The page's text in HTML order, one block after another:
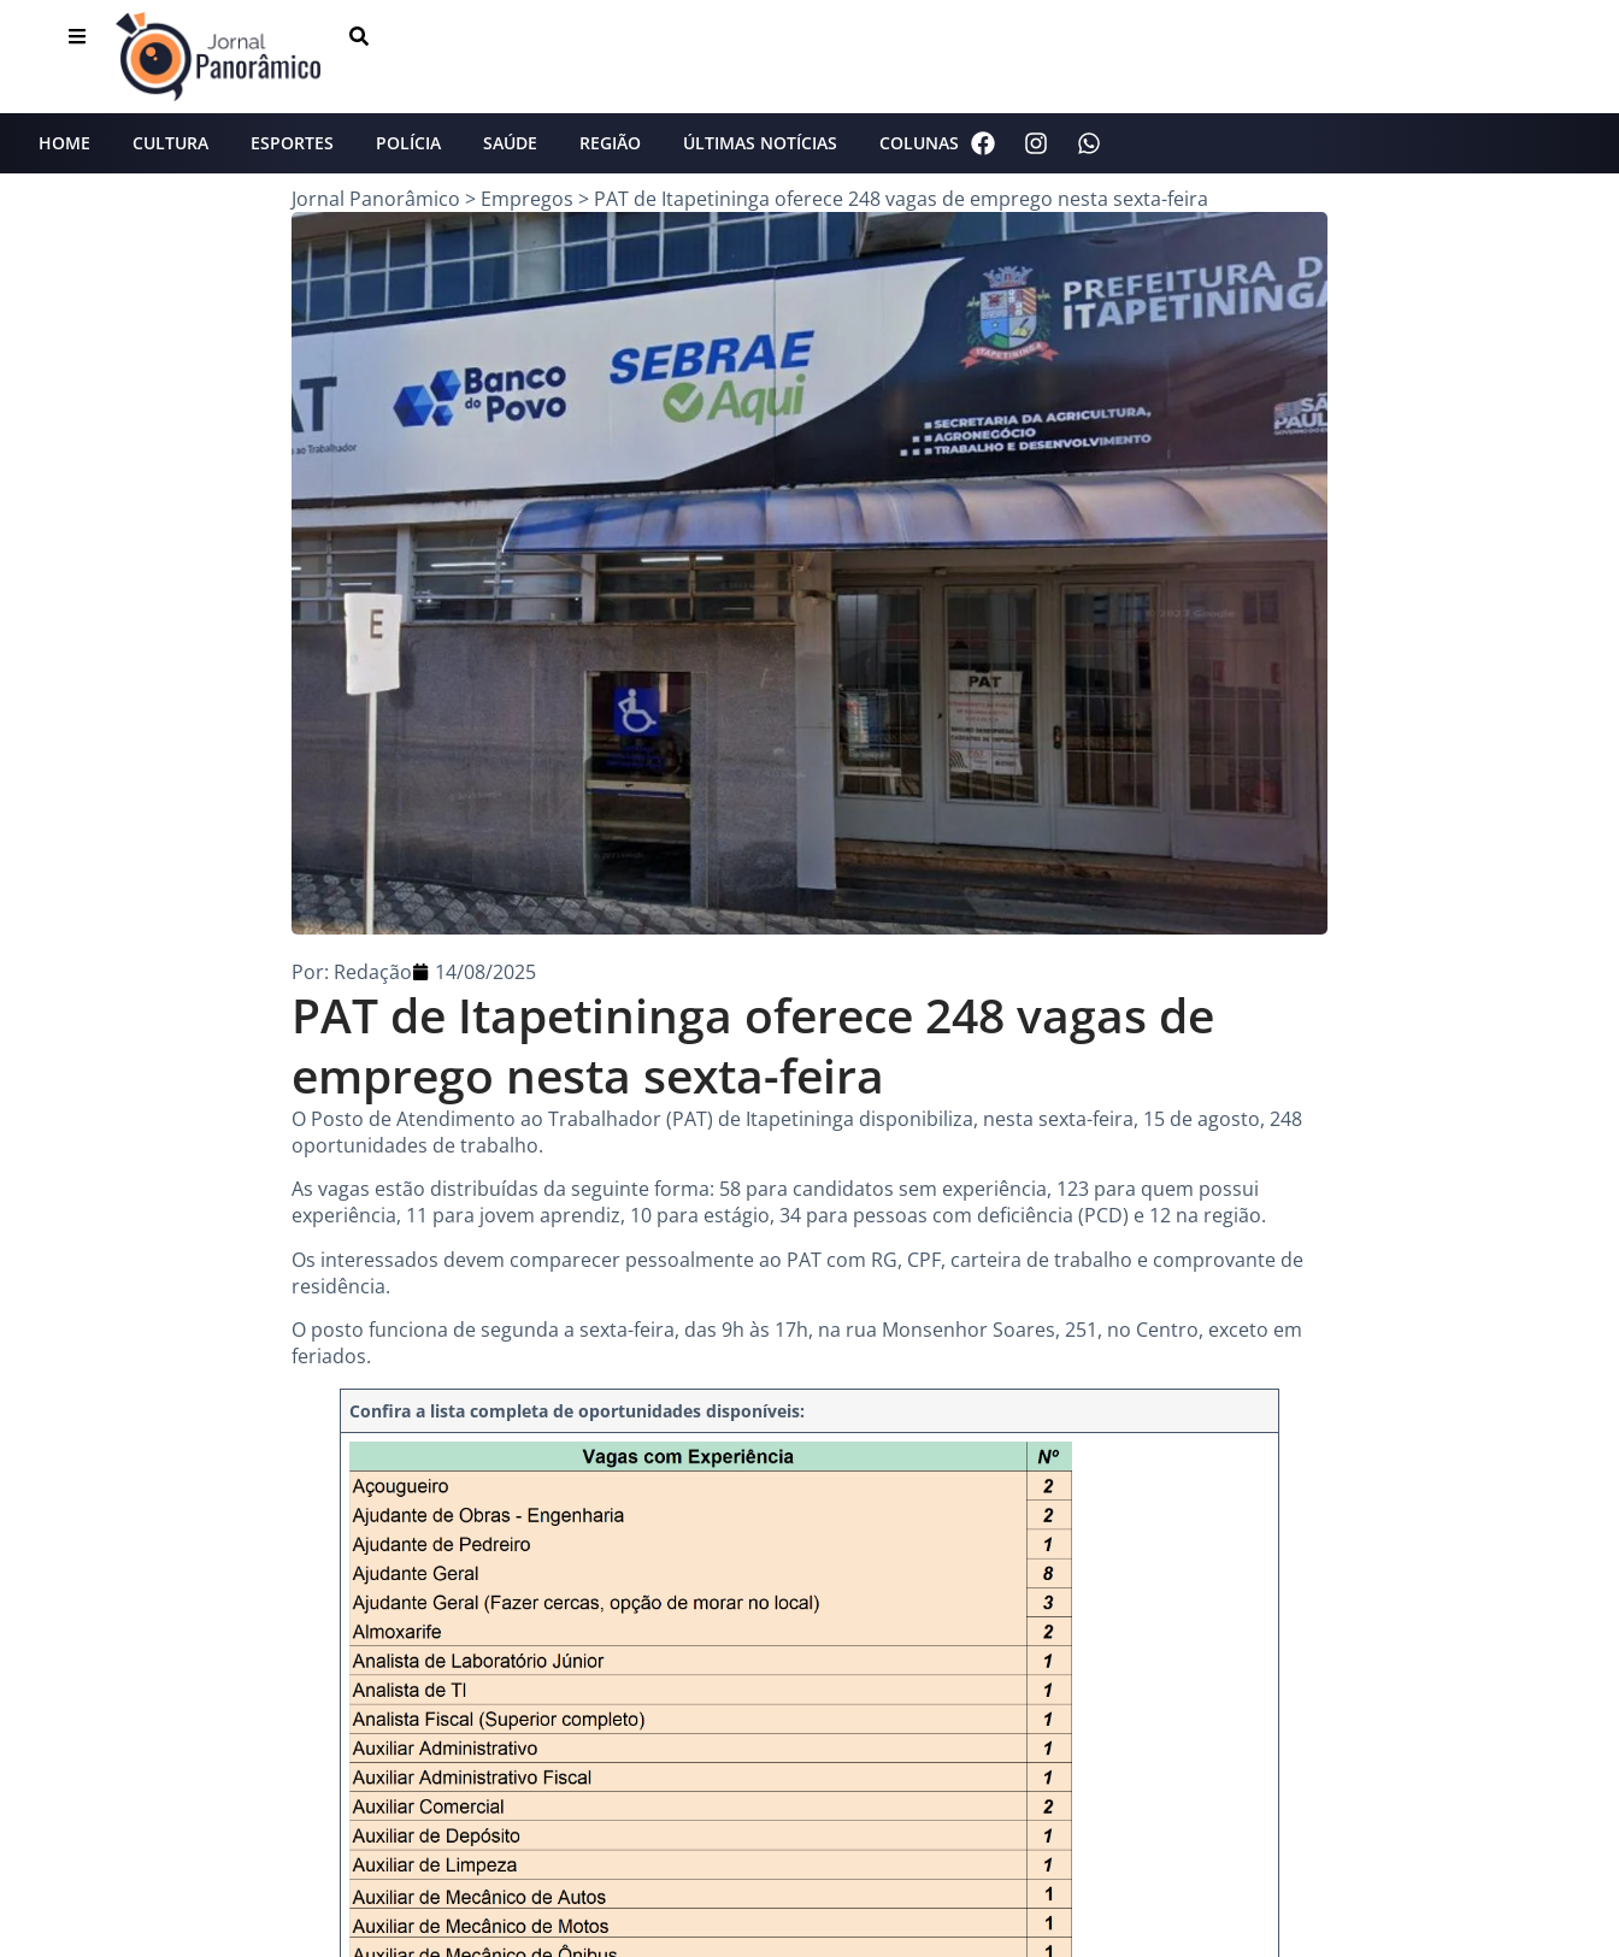
HOME CULTURA ESPORTES POLÍCIA SAÚDE REGIÃO ÚLTIMAS NOTÍCIAS COLUNAS
Jornal Panorâmico > Empregos > PAT de Itapetininga oferece 248 vagas de emprego nesta sexta-feira
PAT de Itapetininga oferece 248 vagas de
emprego nesta sexta-feira
Por: Redação 14/08/2025
O Posto de Atendimento ao Trabalhador (PAT) de Itapetininga disponibiliza, nesta sexta-feira, 15 de agosto, 248
oportunidades de trabalho.
As vagas estão distribuídas da seguinte forma: 58 para candidatos sem experiência, 123 para quem possui
experiência, 11 para jovem aprendiz, 10 para estágio, 34 para pessoas com deficiência (PCD) e 12 na região.
Os interessados devem comparecer pessoalmente ao PAT com RG, CPF, carteira de trabalho e comprovante de
residência.
O posto funciona de segunda a sexta-feira, das 9h às 17h, na rua Monsenhor Soares, 251, no Centro, exceto em
feriados.
Confira a lista completa de oportunidades disponíveis: